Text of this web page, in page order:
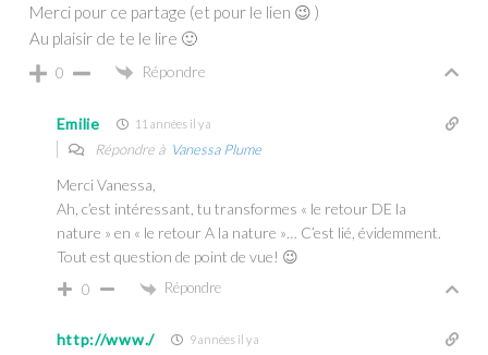
Merci pour ce partage (et pour le lien 😉 )
Au plaisir de te le lire 🙂
0 Répondre
Emilie 11 années il y a
Répondre à Vanessa Plume
Merci Vanessa,
Ah, c’est intéressant, tu transformes « le retour DE la
nature » en « le retour A la nature »… C’est lié, évidemment.
Tout est question de point de vue! 😉
0 Répondre
http://www./ 9 années il y a